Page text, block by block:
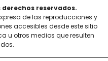
derechos reservados.
de las reproducciones y
accesibles desde este sitio
u otros medios que resulten